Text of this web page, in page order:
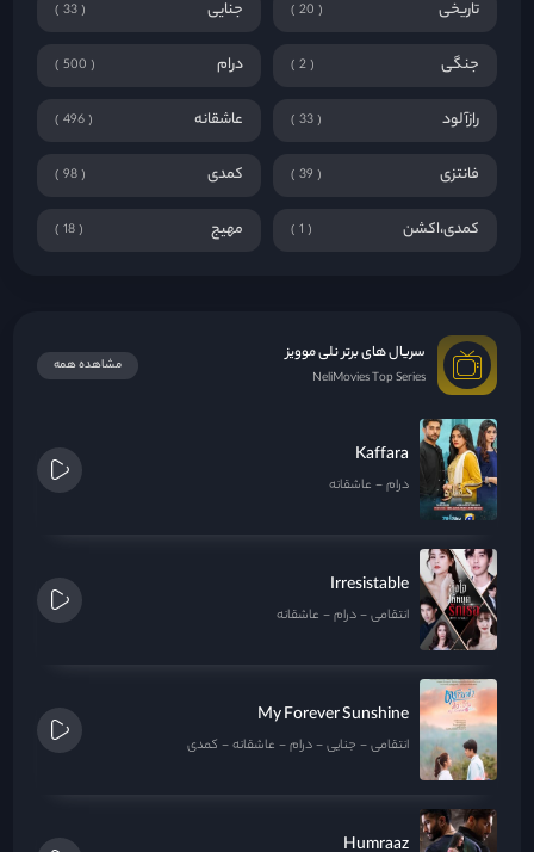
تاریخی 20 جنایی 33
جنگی 2 درام 500
رازآلود 33 عاشقانه 496
فانتزی 39 کمدی 98
کمدی،اکشن 1 مهیج 18
سریال های برتر نلی موویز
NeliMovies Top Series
مشاهده همه
Kaffara
درام عاشقانه
Irresistable
انتقامی درام عاشقانه
My Forever Sunshine
انتقامی جنایی درام عاشقانه کمدی
Humraaz